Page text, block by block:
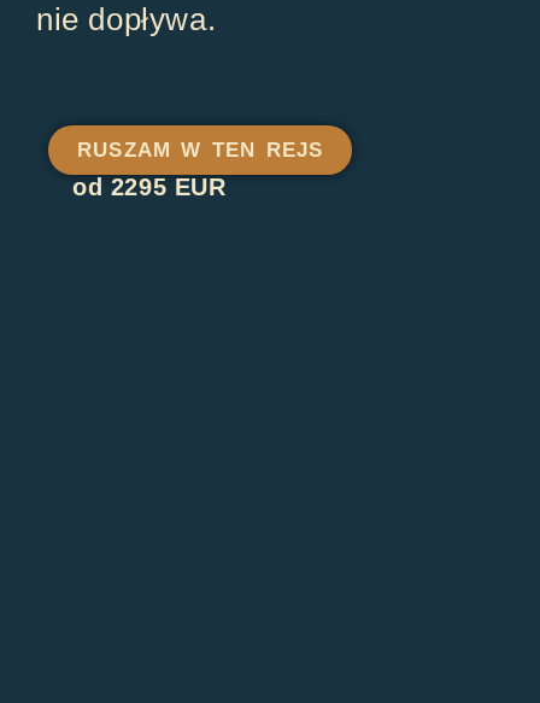
nie dopływa.
RUSZAM W TEN REJS
od 2295 EUR